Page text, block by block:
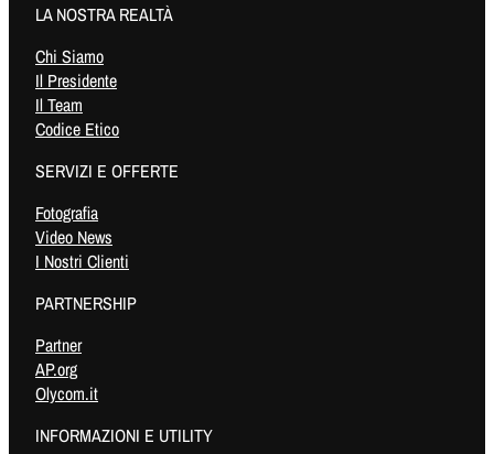
LA NOSTRA REALTÀ
Chi Siamo
Il Presidente
Il Team
Codice Etico
SERVIZI E OFFERTE
Fotografia
Video News
I Nostri Clienti
PARTNERSHIP
Partner
AP.org
Olycom.it
INFORMAZIONI E UTILITY